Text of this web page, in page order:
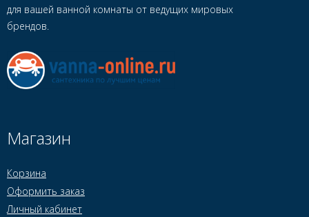
для вашей ванной комнаты от ведущих мировых
брендов.
Магазин
Корзина
Оформить заказ
Личный кабинет